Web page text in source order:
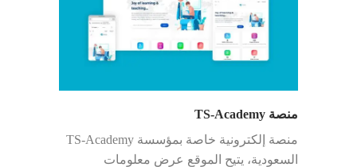
منصة TS-Academy
منصة إلكترونية خاصة بمؤسسة TS-Academy
السعودية، يتيح الموقع عرض معلومات